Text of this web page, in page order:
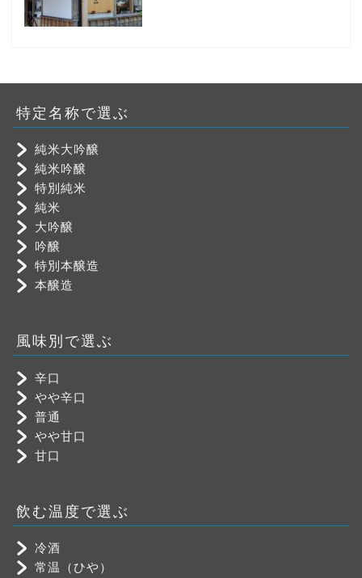
特定名称で選ぶ
純米大吟醸
純米吟醸
特別純米
純米
大吟醸
吟醸
特別本醸造
本醸造
風味別で選ぶ
辛口
やや辛口
普通
やや甘口
甘口
飲む温度で選ぶ
冷酒
常温（ひや）